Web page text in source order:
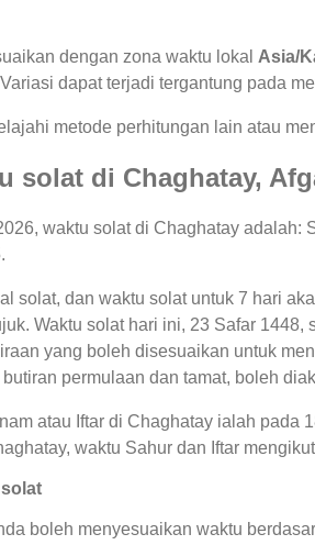
dengan zona waktu lokal Asia/
dapat terjadi tergantung pada
metode perhitungan lain atau
solat di Chaghatay,
waktu solat di Chaghatay adalah:
solat, dan waktu solat untuk 7 hari
Waktu solat hari ini, 23 Safar
yang boleh disesuaikan untuk
permulaan dan tamat, boleh
atau Iftar di Chaghatay ialah pada
waktu Sahur dan Iftar
boleh menyesuaikan waktu